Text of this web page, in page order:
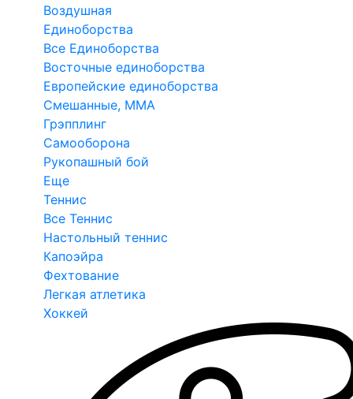
Воздушная
Единоборства
Все Единоборства
Восточные единоборства
Европейские единоборства
Смешанные, ММА
Грэпплинг
Самооборона
Рукопашный бой
Еще
Теннис
Все Теннис
Настольный теннис
Капоэйра
Фехтование
Легкая атлетика
Хоккей